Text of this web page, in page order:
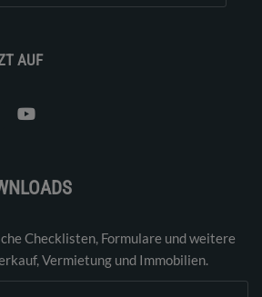
AUF
Checklisten, Formulare und weitere
Vermietung und Immobilien.